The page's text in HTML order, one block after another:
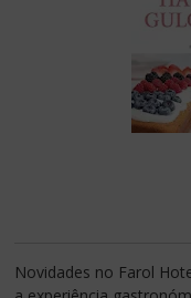
Novidades no Farol